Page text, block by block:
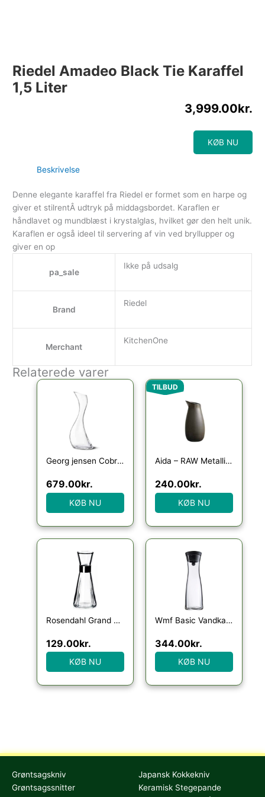
Riedel Amadeo Black Tie Karaffel
1,5 Liter
3,999.00kr.
KØB NU
Beskrivelse
Denne elegante karaffel fra Riedel er formet som en harpe og
giver et stilrentÂ udtryk på middagsbordet. Karaflen er
håndlavet og mundblæst i krystalglas, hvilket gør den helt unik.
Karaflen er også ideel til servering af vin ved bryllupper og
giver en op
pa_sale
Ikke på udsalg
Brand
Riedel
Merchant
KitchenOne
Relaterede varer
Georg jensen Cobra Karaffel
679.00kr.
KØB NU
TILBUD
Aida – RAW Metallic Brown – vandkaraffel 1 stk
Den oprindelige pris
240.00kr.
Den
KØB NU
Rosendahl Grand Cru Vandkaraffel
129.00kr.
KØB NU
Wmf Basic Vandkaraffel 1L
344.00kr.
KØB NU
Grøntsagskniv
Grøntsagssnitter
Japansk Kokkekniv
Keramisk Stegepande